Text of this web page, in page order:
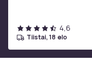
4,6
tiistai, 18 elo